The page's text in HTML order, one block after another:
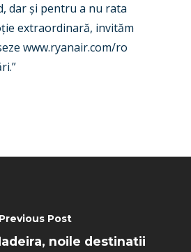
dar și pentru a nu rata
extraordinară, invităm
www.ryanair.com/ro
Previous Post
noile destinatii